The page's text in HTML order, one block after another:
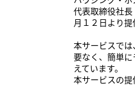
代表取締役社
月１２日より提
本サービスで
要なく、簡単
えています。
本サービスの